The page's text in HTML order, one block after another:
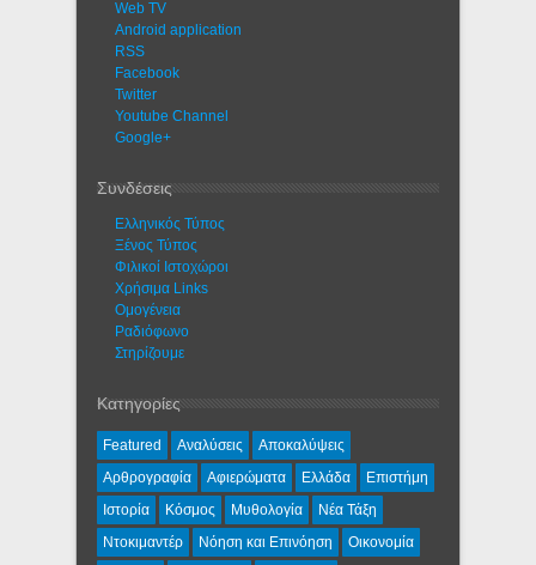
Web TV
Android application
RSS
Facebook
Twitter
Youtube Channel
Google+
Συνδέσεις
Ελληνικός Τύπος
Ξένος Τύπος
Φιλικοί Ιστοχώροι
Χρήσιμα Links
Ομογένεια
Ραδιόφωνο
Στηρίζουμε
Κατηγορίες
Featured Αναλύσεις
Αποκαλύψεις
Αρθρογραφία
Αφιερώματα Ελλάδα
Επιστήμη
Ιστορία
Κόσμος Μυθολογία
Νέα Τάξη
Ντοκιμαντέρ
Νόηση και Επινόηση Οικονομία